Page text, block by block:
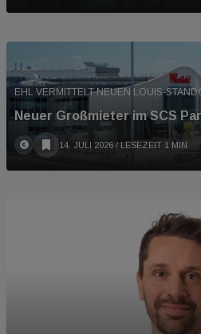
EHL VERMITTELT NEUEN LOUIS-
Neuer Großmieter im SCS
14. JULI 2026 / LESEZEIT 1 MIN